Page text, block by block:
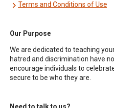
Terms and Conditions of Use
Our Purpose
We are dedicated to teaching
hatred and discrimination have
encourage individuals to
secure to be who they are.